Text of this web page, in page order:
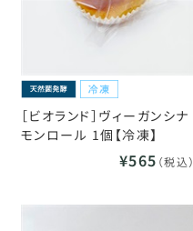
［ビオランド］ヴィーガンシナ
モンロール 1個【冷凍】
¥565 （税込）